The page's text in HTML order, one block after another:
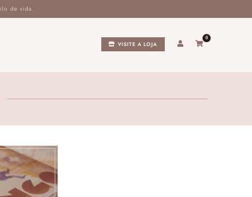
VISITE A LOJA
0